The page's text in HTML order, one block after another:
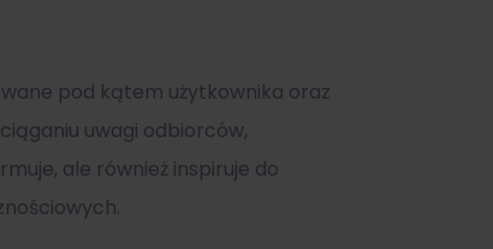
pod kątem użytkownika oraz
uwagi odbiorców,
ale również inspiruje do